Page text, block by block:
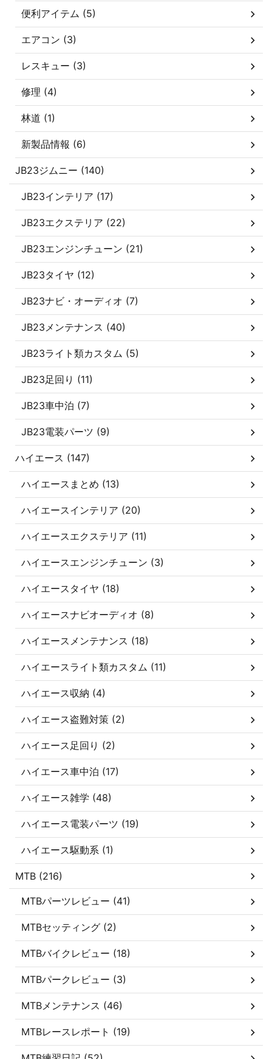
便利アイテム (5)
エアコン (3)
レスキュー (3)
修理 (4)
林道 (1)
新製品情報 (6)
JB23ジムニー (140)
JB23インテリア (17)
JB23エクステリア (22)
JB23エンジンチューン (21)
JB23タイヤ (12)
JB23ナビ・オーディオ (7)
JB23メンテナンス (40)
JB23ライト類カスタム (5)
JB23足回り (11)
JB23車中泊 (7)
JB23電装パーツ (9)
ハイエース (147)
ハイエースまとめ (13)
ハイエースインテリア (20)
ハイエースエクステリア (11)
ハイエースエンジンチューン (3)
ハイエースタイヤ (18)
ハイエースナビオーディオ (8)
ハイエースメンテナンス (18)
ハイエースライト類カスタム (11)
ハイエース収納 (4)
ハイエース盗難対策 (2)
ハイエース足回り (2)
ハイエース車中泊 (17)
ハイエース雑学 (48)
ハイエース電装パーツ (19)
ハイエース駆動系 (1)
MTB (216)
MTBパーツレビュー (41)
MTBセッティング (2)
MTBバイクレビュー (18)
MTBパークレビュー (3)
MTBメンテナンス (46)
MTBレースレポート (19)